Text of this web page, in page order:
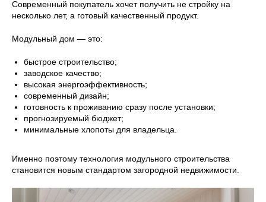
Современный покупатель хочет получить не стройку на
несколько лет, а готовый качественный продукт.
Модульный дом — это:
быстрое строительство;
заводское качество;
высокая энергоэффективность;
современный дизайн;
готовность к проживанию сразу после установки;
прогнозируемый бюджет;
минимальные хлопоты для владельца.
Именно поэтому технология модульного строительства
становится новым стандартом загородной недвижимости.
Звонок по России бесплатный